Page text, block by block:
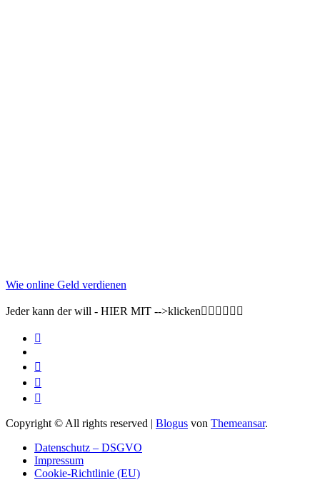
Wie online Geld verdienen
Jeder kann der will - HIER MIT -->klicken👇🏽👇🏽👇🏽
Copyright © All rights reserved | Blogus von Themeansar.
Datenschutz – DSGVO
Impressum
Cookie-Richtlinie (EU)